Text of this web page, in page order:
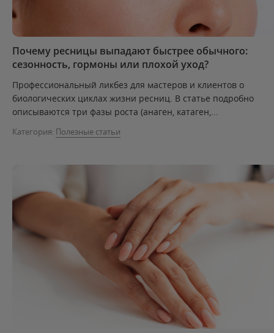
Почему ресницы выпадают быстрее обычного:
сезонность, гормоны или плохой уход?
Профессиональный ликбез для мастеров и клиентов о
биологических циклах жизни ресниц. В статье подробно
описываются три фазы роста (анаген, катаген,...
Категория: Полезные статьи